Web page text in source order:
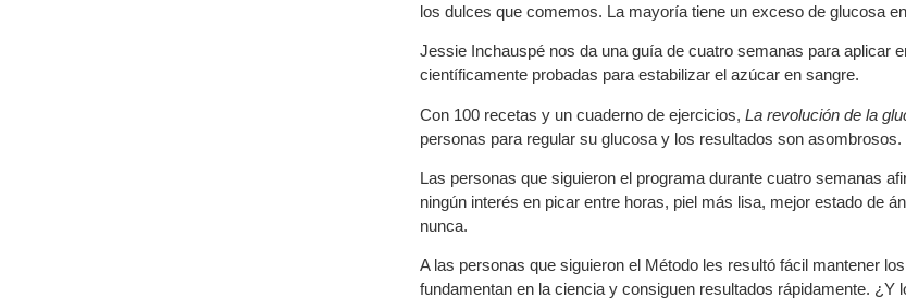
los dulces que comemos. La mayoría tiene un exceso de glucosa
Jessie Inchauspé nos da una guía de cuatro semanas para aplicar
científicamente probadas para estabilizar el azúcar en sangre.
Con 100 recetas y un cuaderno de ejercicios, La revolución de la
personas para regular su glucosa y los resultados son asombrosos.
Las personas que siguieron el programa durante cuatro semanas
ningún interés en picar entre horas, piel más lisa, mejor estado de
nunca.
A las personas que siguieron el Método les resultó fácil mantener
fundamentan en la ciencia y consiguen resultados rápidamente.